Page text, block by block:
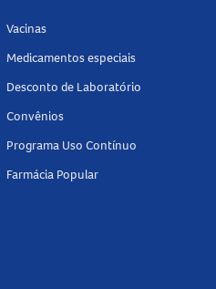
Vacinas
Medicamentos especiais
Desconto de Laboratório
Convênios
Programa Uso Contínuo
Farmácia Popular